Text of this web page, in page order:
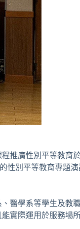
推廣性別平等教育
性別平等教育專題
醫學系等學生及教
實際運用於服務場